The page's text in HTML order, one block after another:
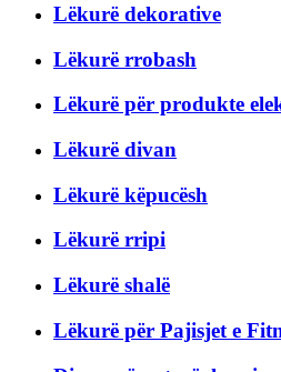
Lëkurë dekorative
Lëkurë rrobash
Lëkurë për produkte
Lëkurë divan
Lëkurë këpucësh
Lëkurë rripi
Lëkurë shalë
Lëkurë për Pajisjet e